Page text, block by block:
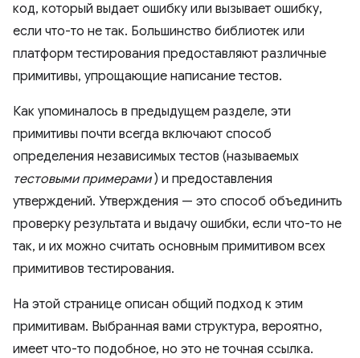
код, который выдает ошибку или вызывает ошибку,
если что-то не так. Большинство библиотек или
платформ тестирования предоставляют различные
примитивы, упрощающие написание тестов.
Как упоминалось в предыдущем разделе, эти
примитивы почти всегда включают способ
определения независимых тестов (называемых
тестовыми примерами) и предоставления
утверждений. Утверждения — это способ объединить
проверку результата и выдачу ошибки, если что-то не
так, и их можно считать основным примитивом всех
примитивов тестирования.
На этой странице описан общий подход к этим
примитивам. Выбранная вами структура, вероятно,
имеет что-то подобное, но это не точная ссылка.